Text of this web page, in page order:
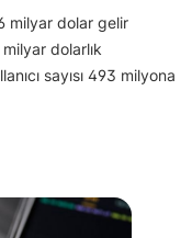
milyar dolar gelir
dolarlık
sayısı 493 milyona